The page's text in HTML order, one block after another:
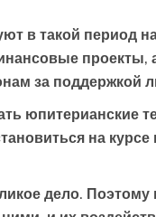
в такой период
проекты,
за поддержкой
юпитерианские
на
дело.